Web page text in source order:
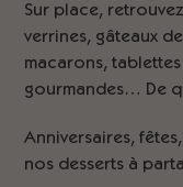
Sur place,
verrines, gâteaux
macarons,
gourmandes… De
Anniversaires,
nos desserts à